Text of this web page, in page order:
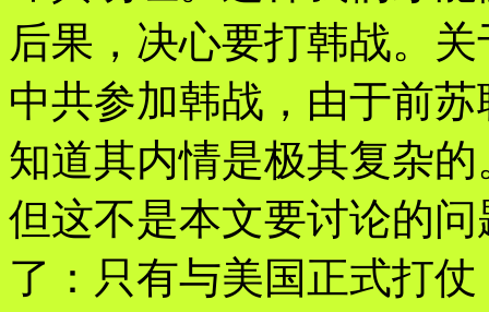
后果，决心要打韩战。关
中共参加韩战，由于前
知道其内情是极其复杂的
但这不是本文要讨论的
了：只有与美国正式打仗